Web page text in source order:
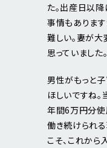
た。出産日以
事情もありま
難しい。妻が
思っていました。
男性がもっと
ほしいですね
年間6万円分使
働き続けられ
こそ、これか